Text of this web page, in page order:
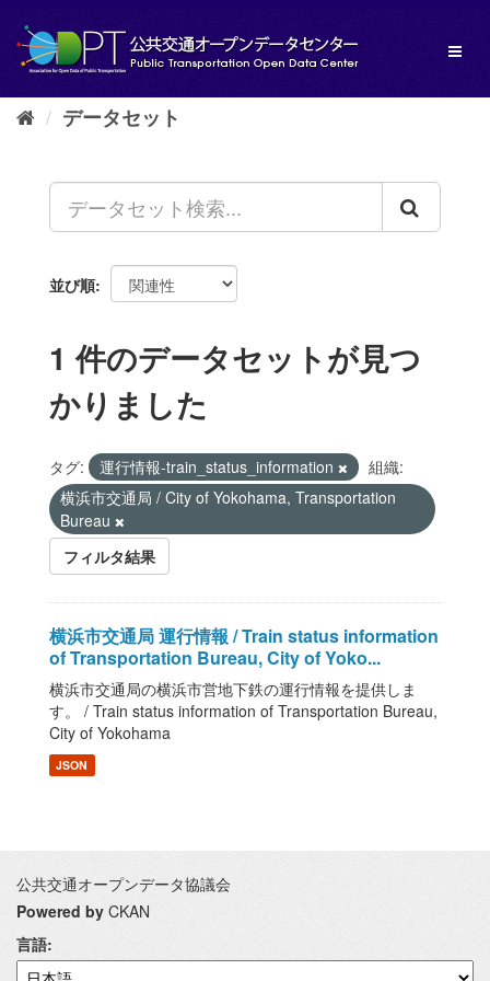
し
データセット
並び順
1 件のデータセットが見つ
かりました
タグ: 運行情報-train_status_information
組織:
横浜市交通局 / City of Yokohama, Transportation
Bureau
フィルタ結果
横浜市交通局 運行情報 / Train status information
of Transportation Bureau, City of Yoko...
横浜市交通局の横浜市営地下鉄の運行情報を提供しま
す。 / Train status information of Transportation Bureau,
City of Yokohama
JSON
公共交通オープンデータ協議会
Powered by CKAN
言語